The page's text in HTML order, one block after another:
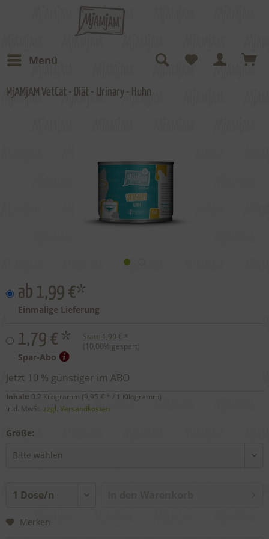
Menü
MjAMjAM VetCat - Diät - Urinary - Huhn
ab 1,99 €*
Einmalige Lieferung
1,79 € * Statt:1,99 € *
(10,00% gespart)
Spar-Abo
Jetzt 10 % günstiger im ABO
Inhalt: 0.2 Kilogramm (9,95 € * / 1 Kilogramm)
inkl. MwSt. zzgl. Versandkosten
Größe:
Merken